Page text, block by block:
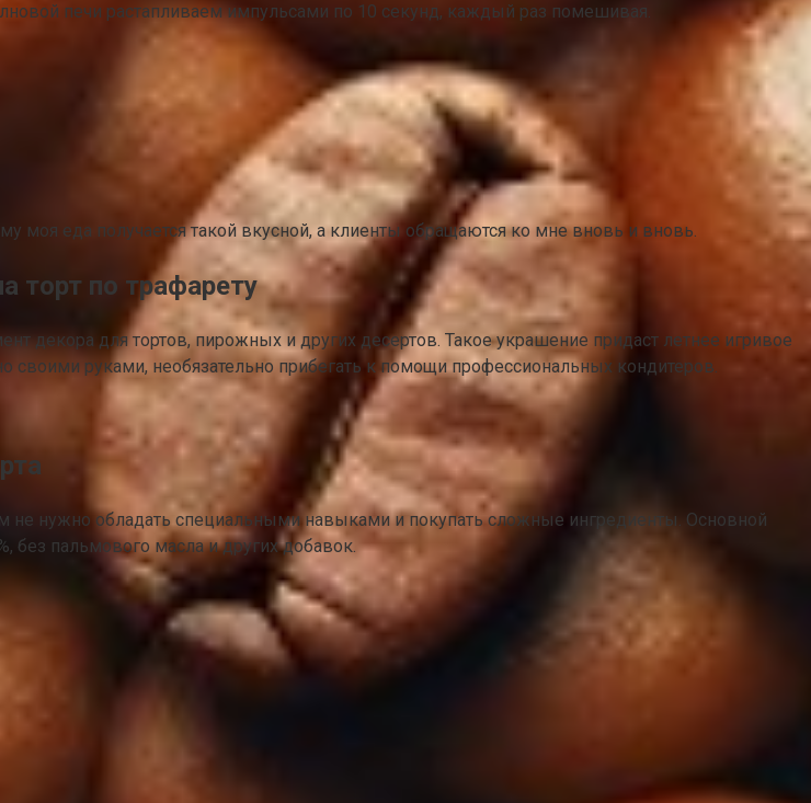
печи растапливаем импульсами по 10 секунд, каждый раз помешивая.
еда получается такой вкусной, а клиенты обращаются ко мне вновь и вновь.
торт по трафарету
декора для тортов, пирожных и других десертов. Такое украшение придаст летнее игривое
руками, необязательно прибегать к помощи профессиональных кондитеров.
не нужно обладать специальными навыками и покупать сложные ингредиенты. Основной
без пальмового масла и других добавок.